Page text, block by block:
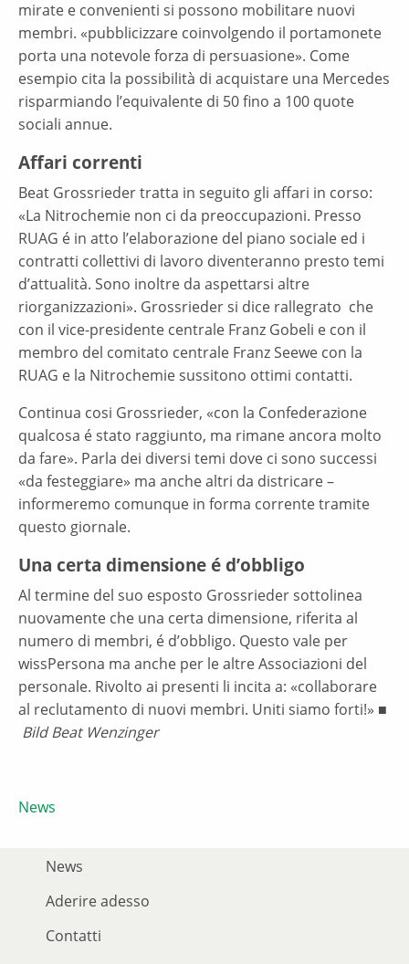
mirate e convenienti si possono mobilitare nuovi
membri. «pubblicizzare coinvolgendo il portamonete
porta una notevole forza di persuasione». Come
esempio cita la possibilità di acquistare una Mercedes
risparmiando l’equivalente di 50 fino a 100 quote
sociali annue.
Affari correnti
Beat Grossrieder tratta in seguito gli affari in corso:
«La Nitrochemie non ci da preoccupazioni. Presso
RUAG é in atto l’elaborazione del piano sociale ed i
contratti collettivi di lavoro diventeranno presto temi
d’attualità. Sono inoltre da aspettarsi altre
riorganizzazioni». Grossrieder si dice rallegrato che
con il vice-presidente centrale Franz Gobeli e con il
membro del comitato centrale Franz Seewe con la
RUAG e la Nitrochemie sussitono ottimi contatti.
Continua cosi Grossrieder, «con la Confederazione
qualcosa é stato raggiunto, ma rimane ancora molto
da fare». Parla dei diversi temi dove ci sono successi
«da festeggiare» ma anche altri da districare –
informeremo comunque in forma corrente tramite
questo giornale.
Una certa dimensione é d’obbligo
Al termine del suo esposto Grossrieder sottolinea
nuovamente che una certa dimensione, riferita al
numero di membri, é d’obbligo. Questo vale per
wissPersona ma anche per le altre Associazioni del
personale. Rivolto ai presenti li incita a: «collaborare
al reclutamento di nuovi membri. Uniti siamo forti!» ■
Bild Beat Wenzinger
News
News
Aderire adesso
Contatti